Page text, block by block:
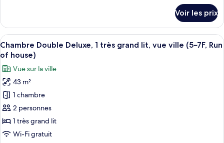
of
house)
le
type
de
chambre
(8~13F,
Run
of
house)
Voir les prix
Afficher
toutes
les
photos
pour
ce
type
de
chambre :
Une chambre d’hôtel avec un
3
Chambre Double Deluxe, 1 très grand lit, vue ville (5~7F, Run
of house)
Vue sur la ville
43 m²
1 chambre
2 personnes
1 très grand lit
Wi-Fi gratuit